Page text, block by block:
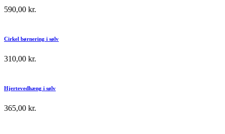
590,00 kr.
Cirkel børnering i sølv
310,00 kr.
Hjertevedhæng i sølv
365,00 kr.